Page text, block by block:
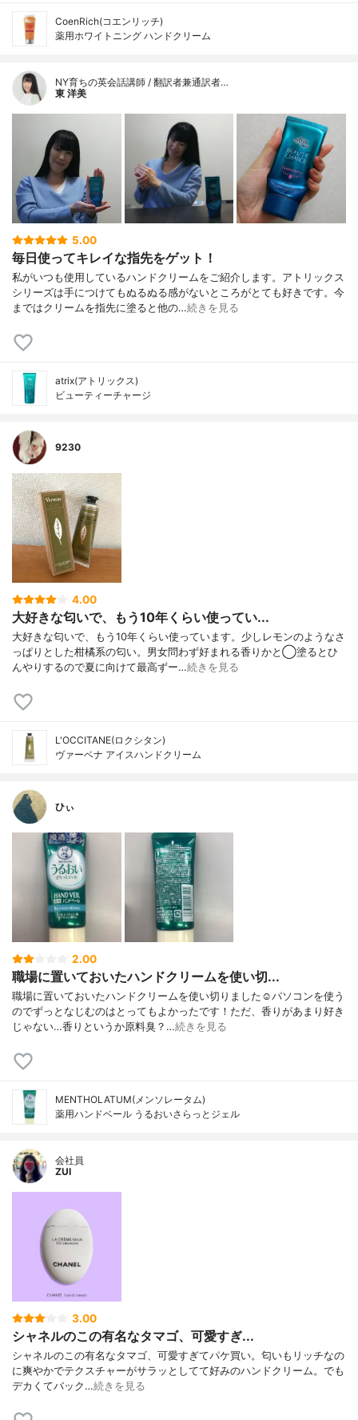
CoenRich(コエンリッチ)
薬用ホワイトニング ハンドクリーム
NY育ちの英会話講師 / 翻訳者兼通訳者…
東 洋美
5.00
毎日使ってキレイな指先をゲット！
私がいつも使用しているハンドクリームをご紹介します。アトリックス
シリーズは手につけてもぬるぬる感がないところがとても好きです。今
まではクリームを指先に塗ると他の…続きを見る
atrix(アトリックス)
ビューティーチャージ
9230
4.00
大好きな匂いで、もう10年くらい使ってい...
大好きな匂いで、もう10年くらい使っています。少しレモンのようなさ
っぱりとした柑橘系の匂い。男女問わず好まれる香りかと◯塗るとひ
んやりするので夏に向けて最高ずー…続きを見る
L'OCCITANE(ロクシタン)
ヴァーベナ アイスハンドクリーム
ひぃ
2.00
職場に置いておいたハンドクリームを使い切...
職場に置いておいたハンドクリームを使い切りました☺️パソコンを使う
のでずっとなじむのはとってもよかったです！ただ、香りがあまり好き
じゃない…香りというか原料臭？…続きを見る
MENTHOLATUM(メンソレータム)
薬用ハンドベール うるおいさらっとジェル
会社員
ZUI
3.00
シャネルのこの有名なタマゴ、可愛すぎ...
シャネルのこの有名なタマゴ、可愛すぎてパケ買い。匂いもリッチなの
に爽やかでテクスチャーがサラッとしてて好みのハンドクリーム。でも
デカくてバック…続きを見る